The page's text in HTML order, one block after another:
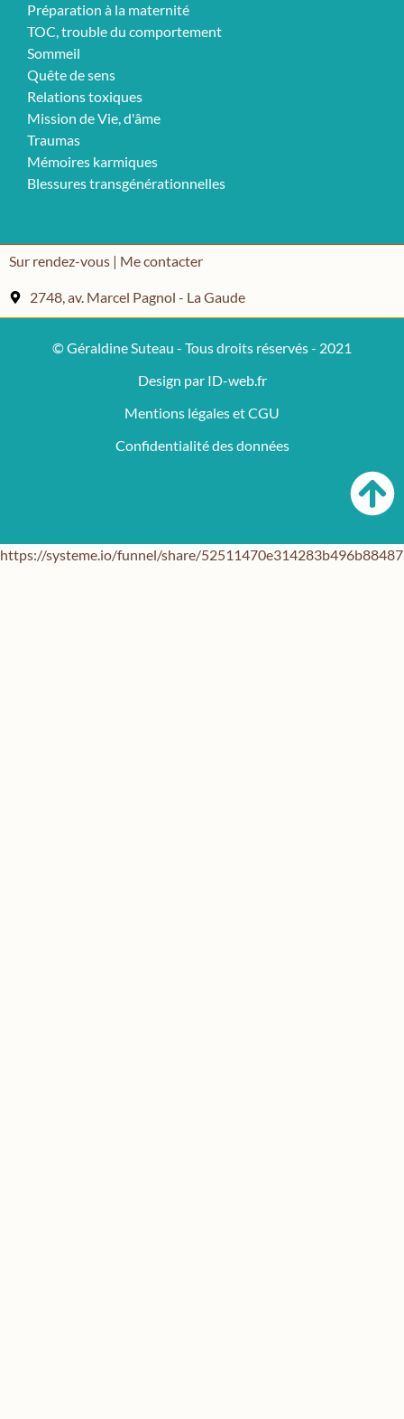
Préparation à la maternité
TOC, trouble du comportement
Sommeil
Quête de sens
Relations toxiques
Mission de Vie, d'âme
Traumas
Mémoires karmiques
Blessures transgénérationnelles
Sur rendez-vous | Me contacter
2748, av. Marcel Pagnol - La Gaude
© Géraldine Suteau - Tous droits réservés - 2021
Design par ID-web.fr
Mentions légales et CGU
Confidentialité des données
https://systeme.io/funnel/share/